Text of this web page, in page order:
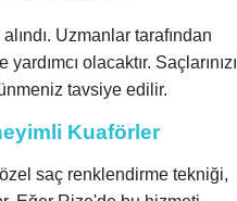
Uzmanlar tarafından
olacaktır. Saçlarınızı
tavsiye edilir.
Kuaförler
saç renklendirme tekniği,